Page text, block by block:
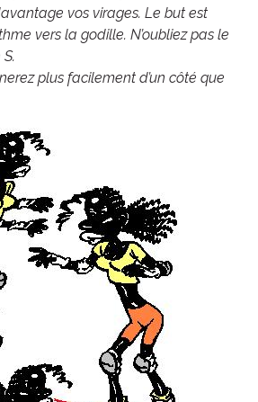
vos virages. Le but est
vers la godille. N’oubliez pas le
plus facilement d’un côté que